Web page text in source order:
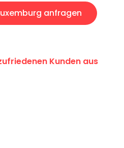
anfragen
Kunden aus